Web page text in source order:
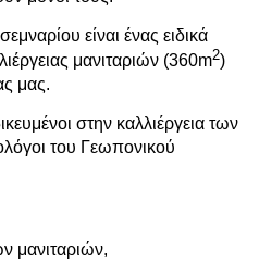
είναι ένας ειδικά
μανιταριών (360m2)
μας.
στην καλλιέργεια των
του Γεωπονικού
μανιταριών,